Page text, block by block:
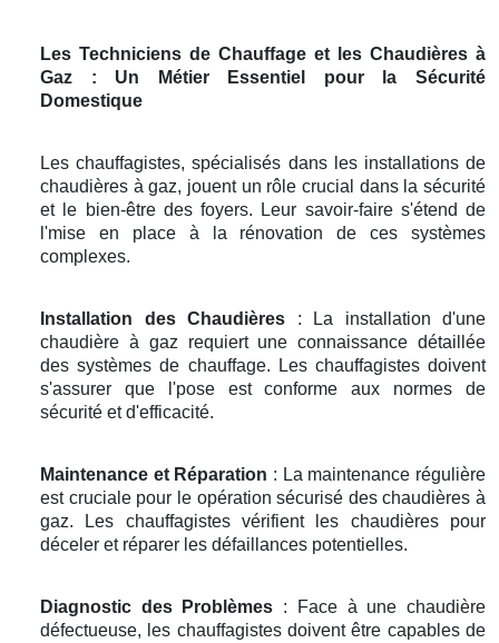
Les Techniciens de Chauffage et les Chaudières à
Gaz : Un Métier Essentiel pour la Sécurité
Domestique
Les chauffagistes, spécialisés dans les installations de
chaudières à gaz, jouent un rôle crucial dans la sécurité
et le bien-être des foyers. Leur savoir-faire s'étend de
l'mise en place à la rénovation de ces systèmes
complexes.
Installation des Chaudières : La installation d'une
chaudière à gaz requiert une connaissance détaillée
des systèmes de chauffage. Les chauffagistes doivent
s'assurer que l'pose est conforme aux normes de
sécurité et d'efficacité.
Maintenance et Réparation : La maintenance régulière
est cruciale pour le opération sécurisé des chaudières à
gaz. Les chauffagistes vérifient les chaudières pour
déceler et réparer les défaillances potentielles.
Diagnostic des Problèmes : Face à une chaudière
défectueuse, les chauffagistes doivent être capables de